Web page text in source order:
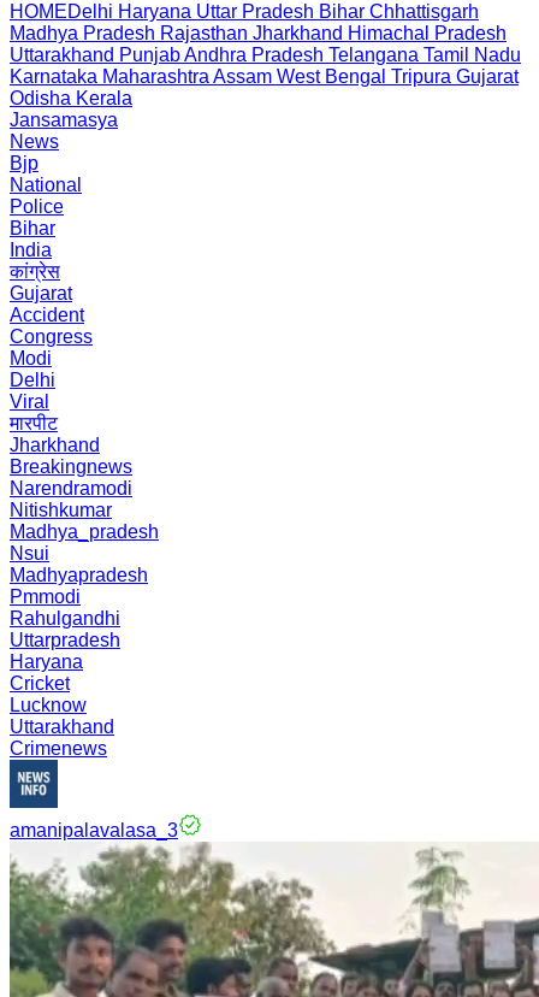
HOMEDelhi Haryana Uttar Pradesh Bihar Chhattisgarh
Madhya Pradesh Rajasthan Jharkhand Himachal Pradesh
Uttarakhand PunjabAndhra Pradesh Telangana Tamil Nadu
Karnataka Maharashtra Assam West Bengal Tripura Gujarat
Odisha Kerala
Jansamasya
News
Bjp
National
Police
Bihar
India
कांग्रेस
Gujarat
Accident
Congress
Modi
Delhi
Viral
मारपीट
Jharkhand
Breakingnews
Narendramodi
Nitishkumar
Madhya_pradesh
Nsui
Madhyapradesh
Pmmodi
Rahulgandhi
Uttarpradesh
Haryana
Cricket
Lucknow
Uttarakhand
Crimenews
amanipalavalasa_3